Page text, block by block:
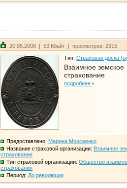
20.05.2008 | 53 Кбайт | просмотров: 2315
Тип: Страховая доска
Взаимное земское
страхование
подробнее
Предоставлено: Марина Моисеенко
Название страховой организации: Взаимное
страхование
Тип страховой организации: Общество
страхования
Период: До революции